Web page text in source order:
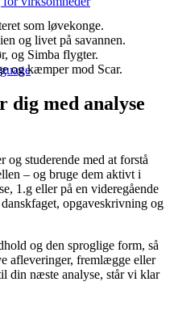
som løvekonge.
og livet på savannen.
og Simba flygter.
og kæmper mod Scar.
dig med analyse
studerende med at forstå
– og bruge dem aktivt i
1.g eller på en videregående
opgaveskrivning og
og den sproglige form, så
afleveringer, fremlægge eller
din næste analyse, står vi klar